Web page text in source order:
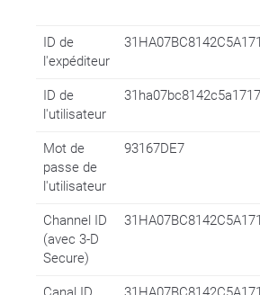
ID de
l'expéditeur
ID de
l'utilisateur
Mot de
passe de
l'utilisateur
93167DE7
Channel ID
(avec 3-D
Secure)